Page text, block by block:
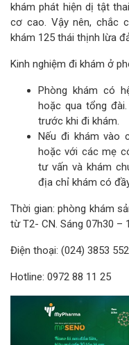
khám phát hiện dị tật
cơ cao. Vậy nên, chắc
khám 125 thái thịnh lừa
Kinh nghiệm đi khám ở
Phòng khám có
hoặc qua tổng
trước khi đi khám.
Nếu đi khám vào
hoặc với các mẹ
tư vấn và khám
địa chỉ khám có
Thời gian: phòng khám
từ T2- CN. Sáng 07h30 –
Điện thoại: (024) 3853
Hotline: 0972 88 11 25